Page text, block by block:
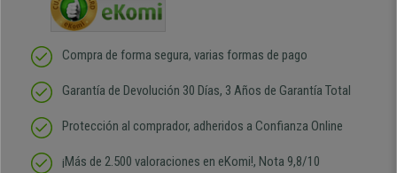
Compra de forma segura, varias formas de pago
Garantía de Devolución 30 Días, 3 Años de Garantía Total
Protección al comprador, adheridos a Confianza Online
¡Más de 2.500 valoraciones en eKomi!, Nota 9,8/10